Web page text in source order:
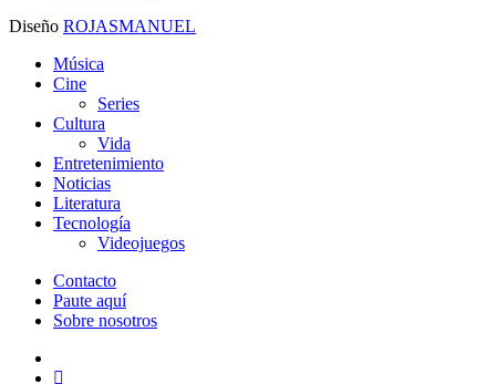
Diseño ROJASMANUEL
Close
Menu
Música
Cine
Series
Cultura
Vida
Entretenimiento
Noticias
Literatura
Tecnología
Videojuegos
Contacto
Paute aquí
Sobre nosotros
twitter
facebook